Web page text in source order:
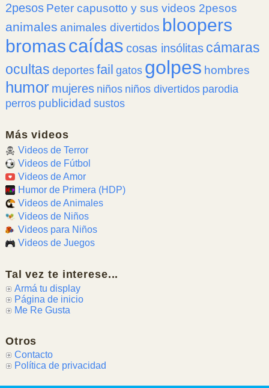
2pesos Peter capusotto y sus videos 2pesos
animales animales divertidos bloopers
bromascaídas cosas insólitas cámaras
ocultas deportes fail gatos golpes hombres
humor mujeres niños niños divertidos parodia
perros publicidad sustos
Más videos
Videos de Terror
Videos de Fútbol
Videos de Amor
Humor de Primera (HDP)
Videos de Animales
Videos de Niños
Videos para Niños
Videos de Juegos
Tal vez te interese...
Armá tu display
Página de inicio
Me Re Gusta
Otros
Contacto
Política de privacidad